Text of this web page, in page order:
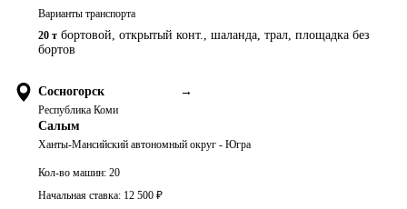
Варианты транспорта
20 т бортовой, открытый конт., шаланда, трал, площадка без
бортов
Сосногорск →
Республика Коми
Салым
Ханты-Мансийский автономный округ - Югра
Кол-во машин: 20
Начальная ставка: 12 500 ₽